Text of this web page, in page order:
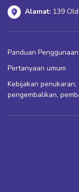
Alamat: 139
Panduan Penggunaan
Pertanyaan umum
Kebijakan penukaran,
pengembalikan,